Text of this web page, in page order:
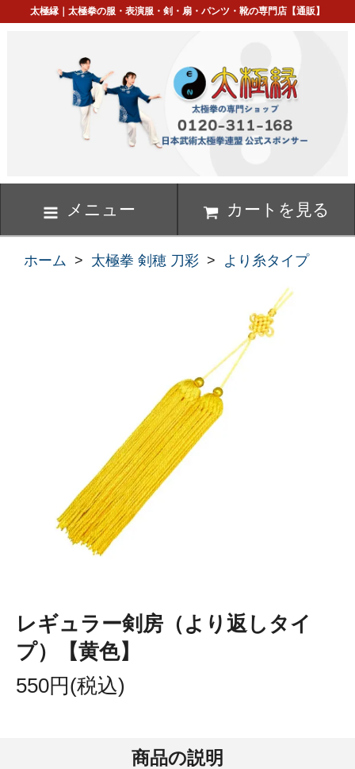
太極縁｜太極拳の服・表演服・剣・扇・パンツ・靴の専門店【通販】
メニュー カートを見る
ホーム > 太極拳 剣穂 刀彩 > より糸タイプ
レギュラー剣房（より返しタイ
プ）【黄色】
550円(税込)
商品の説明